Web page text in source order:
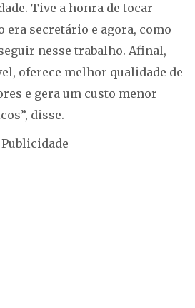
Tive a honra de tocar
era secretário e agora, como
nesse trabalho. Afinal,
oferece melhor qualidade de
e gera um custo menor
disse.
Publicidade